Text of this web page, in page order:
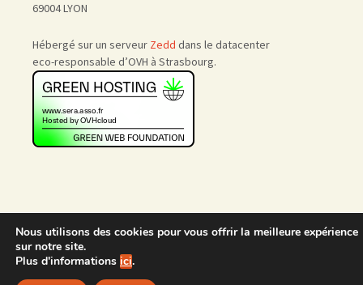
69004 LYON
Hébergé sur un serveur Zedd dans le datacenter
eco-responsable d’OVH à Strasbourg.
Accueil | Nous rejoindre
Admin
Nous utilisons des cookies pour vous offrir la meilleure expérience
sur notre site.
Plus d'informations ici.